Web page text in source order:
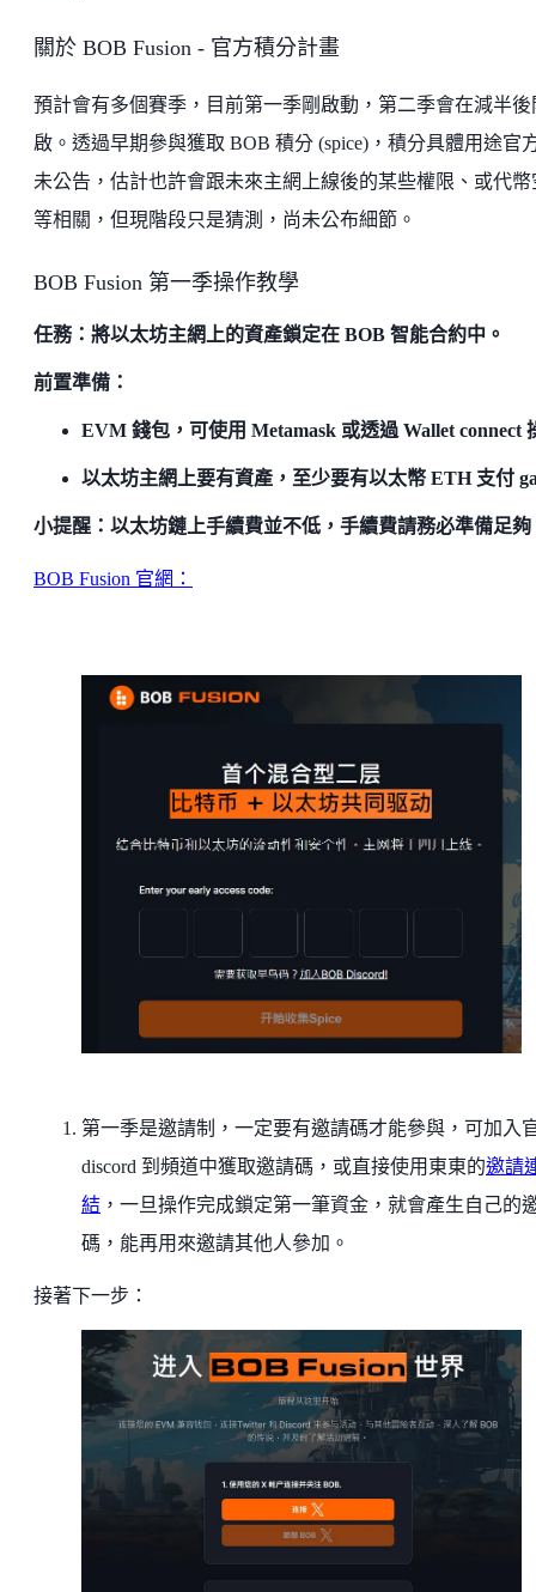
關於 BOB Fusion - 官方積分計畫
預計會有多個賽季，目前第一季剛啟動，第二季會在減半後
啟。透過早期參與獲取 BOB 積分 (spice)，積分具體用途官
未公告，估計也許會跟未來主網上線後的某些權限、或代幣
等相關，但現階段只是猜測，尚未公布細節。
BOB Fusion 第一季操作教學
任務：將以太坊主網上的資產鎖定在 BOB 智能合約中。
前置準備：
EVM 錢包，可使用 Metamask 或透過 Wallet connect
以太坊主網上要有資產，至少要有以太幣 ETH 支付
小提醒：以太坊鏈上手續費並不低，手續費請務必準備足夠
BOB Fusion 官網：
第一季是邀請制，一定要有邀請碼才能參與，可加入
discord 到頻道中獲取邀請碼，或直接使用東東的邀請
結 ，一旦操作完成鎖定第一筆資金，就會產生自己的
碼，能再用來邀請其他人參加。
接著下一步：